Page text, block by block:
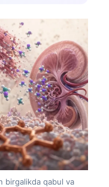
birgalikda qabul va